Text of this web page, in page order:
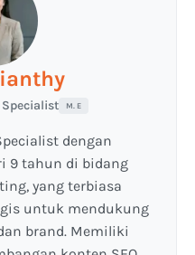
M. E
dengan
9 tahun di bidang
yang terbiasa
untuk mendukung
brand. Memiliki